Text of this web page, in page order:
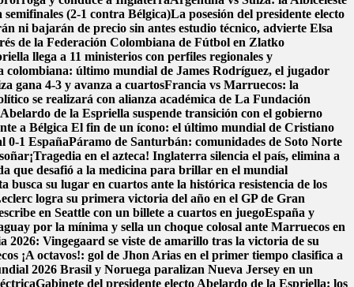
(2-1 contra Bélgica)La posesión del presidente electo
ni bajarán de precio sin antes estudio técnico, advierte Elsa
de la Federación Colombiana de Fútbol en Zlatko
llega a 11 ministerios con perfiles regionales y
colombiana: último mundial de James Rodríguez, el jugador
gana 4-3 y avanza a cuartosFrancia vs Marruecos: la
se realizará con alianza académica de La Fundación
de la Espriella suspende transición con el gobierno
a Bélgica El fin de un ícono: el último mundial de Cristiano
0-1 EspañaPáramo de Santurbán: comunidades de Soto Norte
¡Tragedia en el azteca! Inglaterra silencia el país, elimina a
que desafió a la medicina para brillar en el mundial
busca su lugar en cuartos ante la histórica resistencia de los
logra su primera victoria del año en el GP de Gran
en Seattle con un billete a cuartos en juegoEspaña y
por la mínima y sella un choque colosal ante Marruecos en
2026: Vingegaard se viste de amarillo tras la victoria de su
¡A octavos!: gol de Jhon Arias en el primer tiempo clasifica a
2026 Brasil y Noruega paralizan Nueva Jersey en un
Gabinete del presidente electo Abelardo de la Espriella: los